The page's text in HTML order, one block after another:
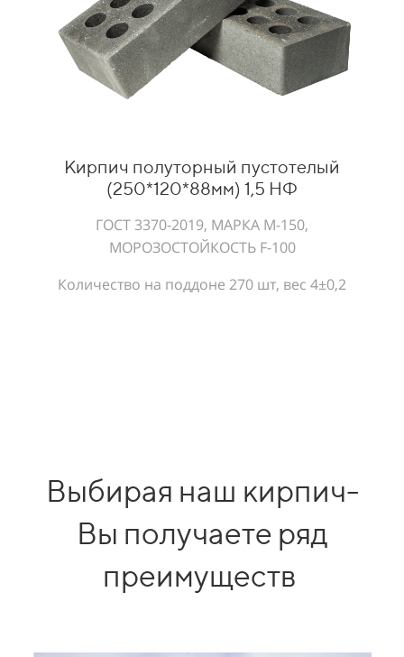
Кирпич полуторный пустотелый
(250*120*88мм) 1,5 НФ
ГОСТ 3370-2019, МАРКА М-150,
МОРОЗОСТОЙКОСТЬ F-100
Количество на поддоне 270 шт, вес 4±0,2
Выбирая наш кирпич-
Вы получаете ряд
преимуществ